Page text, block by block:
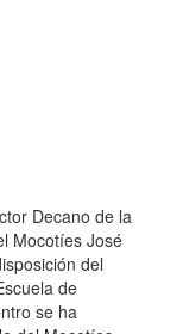
Decano de la
Mocotíes José
del
de
se ha